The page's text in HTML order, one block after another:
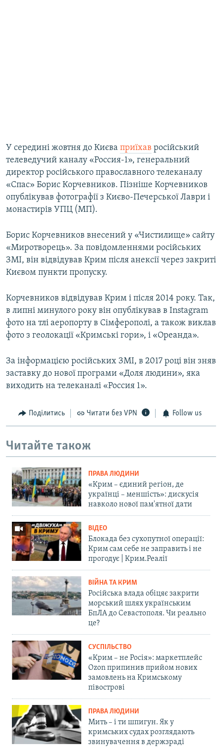
У середині жовтня до Києва приїхав російський
телеведучий каналу «Россия-1», генеральний
директор російського православного телеканалу
«Спас» Борис Корчевников. Пізніше Корчевников
опублікував фотографії з Києво-Печерської Лаври і
монастирів УПЦ (МП).
Борис Корчевников внесений у «Чистилище» сайту
«Миротворець». За повідомленнями російських
ЗМІ, він відвідував Крим після анексії через закриті
Києвом пункти пропуску.
Корчевников відвідував Крим і після 2014 року. Так,
в липні минулого року він опублікував в Instagram
фото на тлі аеропорту в Сімферополі, а також виклав
фото з геолокації «Кримські гори», і «Ореанда».
За інформацією російських ЗМІ, в 2017 році він зняв
заставку до нової програми «Доля людини», яка
виходить на телеканалі «Россия 1».
Поділитись Читати без VPN Follow us
Читайте також
ПРАВА ЛЮДИНИ
«Крим – єдиний регіон, де
українці – меншість»: дискусія
навколо нової пам'ятної дати
ВІДЕО
Блокада без сухопутної операції:
Крим сам себе не заправить і не
прогодує | Крим.Реалії
ВІЙНА ТА КРИМ
Російська влада обіцяє закрити
морський шлях українським
БпЛА до Севастополя. Чи реально
це?
СУСПІЛЬСТВО
«Крим – не Росія»: маркетплейс
Ozon припинив прийом нових
замовлень на Кримському
півострові
ПРАВА ЛЮДИНИ
Мить – і ти шпигун. Як у
кримських судах розглядають
звинувачення в держзраді